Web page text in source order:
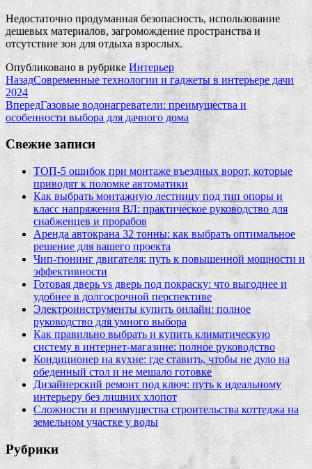
Недостаточно продуманная безопасность, использование
дешевых материалов, загромождение пространства и
отсутствие зон для отдыха взрослых.
Опубликовано в рубрике Интерьер
НазадСовременные технологии и гаджеты в интерьере дачи
2024
ВпередГазовые водонагреватели: преимущества и
особенности выбора для дачного дома
Свежие записи
ТОП-5 ошибок при монтаже въездных ворот, которые
приводят к поломке автоматики
Как выбрать монтажную лестницу под тип опоры и
класс напряжения ВЛ: практическое руководство для
снабженцев и прорабов
Аренда автокрана 32 тонны: как выбрать оптимальное
решение для вашего проекта
Чип‑тюнинг двигателя: путь к повышенной мощности и
эффективности
Готовая дверь vs дверь под покраску: что выгоднее и
удобнее в долгосрочной перспективе
Электроинструменты купить онлайн: полное
руководство для умного выбора
Как правильно выбрать и купить климатическую
систему в интернет‑магазине: полное руководство
Кондиционер на кухне: где ставить, чтобы не дуло на
обеденный стол и не мешало готовке
Дизайнерский ремонт под ключ: путь к идеальному
интерьеру без лишних хлопот
Сложности и преимущества строительства коттеджа на
земельном участке у воды
Рубрики